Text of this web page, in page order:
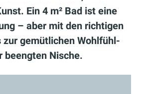
Ein 4 m² Bad ist eine
– aber mit den richtigen
zur gemütlichen Wohlfühl-
beengten Nische.